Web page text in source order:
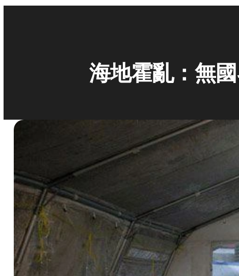
海地霍亂：無